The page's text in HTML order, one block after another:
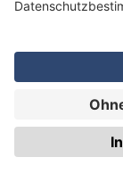
Etiketten
cm) mit